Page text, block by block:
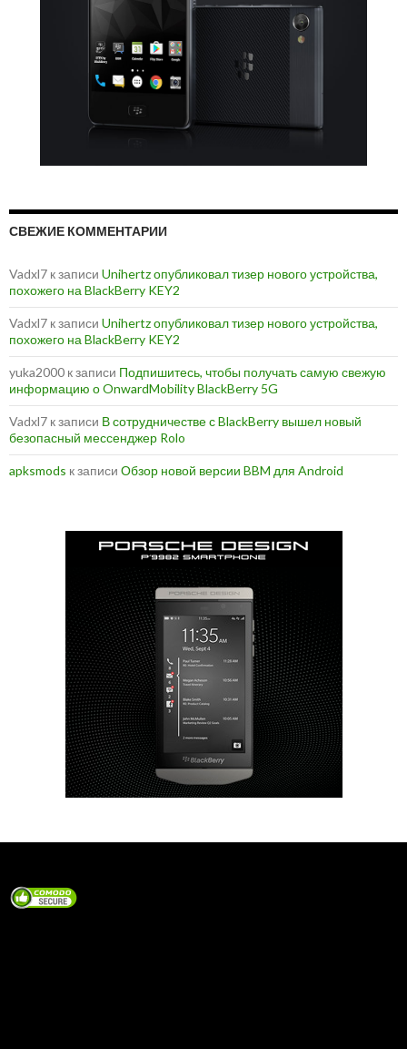
СВЕЖИЕ КОММЕНТАРИИ
Vadxl7 к записи Unihertz опубликовал тизер нового устройства,
похожего на BlackBerry KEY2
Vadxl7 к записи Unihertz опубликовал тизер нового устройства,
похожего на BlackBerry KEY2
yuka2000 к записи Подпишитесь, чтобы получать самую свежую
информацию о OnwardMobility BlackBerry 5G
Vadxl7 к записи В сотрудничестве с BlackBerry вышел новый
безопасный мессенджер Rolo
apksmods к записи Обзор новой версии BBM для Android